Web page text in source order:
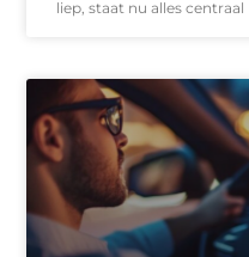
liep, staat nu alles centraal